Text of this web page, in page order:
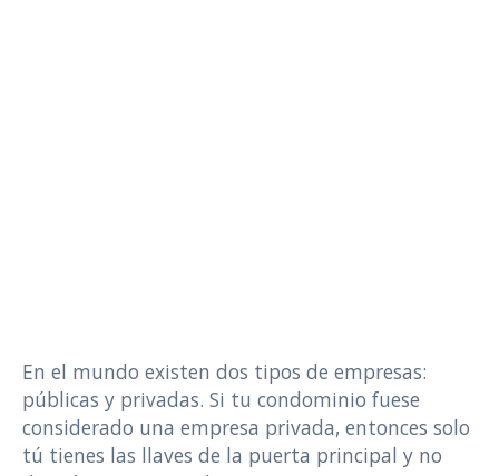
En el mundo existen dos tipos de empresas:
públicas y privadas. Si tu condominio fuese
considerado una empresa privada, entonces solo
tú tienes las llaves de la puerta principal y no